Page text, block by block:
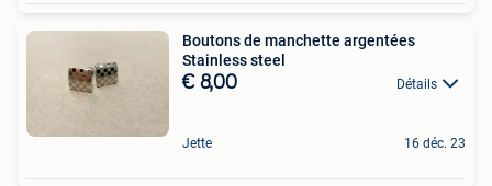
Boutons de manchette argentées
Stainless steel
€ 8,00 Détails
Jette 16 déc. 23